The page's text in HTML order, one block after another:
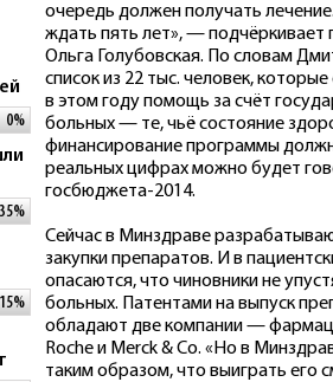
0%
35%
15%
очередь должен получать
ждать пять лет», — подчёркивает
Ольга Голубовская. По словам
список из 22 тыс. человек,
в этом году помощь за счёт
больных — те, чьё состояние
финансирование программы
реальных цифрах можно будет
госбюджета-2014.
Сейчас в Минздраве
закупки препаратов. И в
опасаются, что чиновники не
больных. Патентами на выпуск
обладают две компании —
Roche и Merck & Co. «Но в
таким образом, что выиграть его